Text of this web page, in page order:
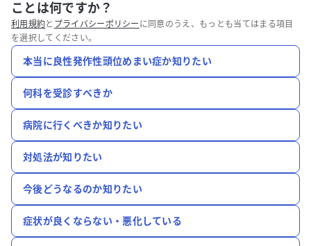
ことは何ですか？
利用規約と プライバシーポリシー に同意のうえ、もっとも当てはまる項目
を選択してください。
本当に良性発作性頭位めまい症か知りたい
何科を受診すべきか
病院に行くべきか知りたい
対処法が知りたい
今後どうなるのか知りたい
症状が良くならない・悪化している